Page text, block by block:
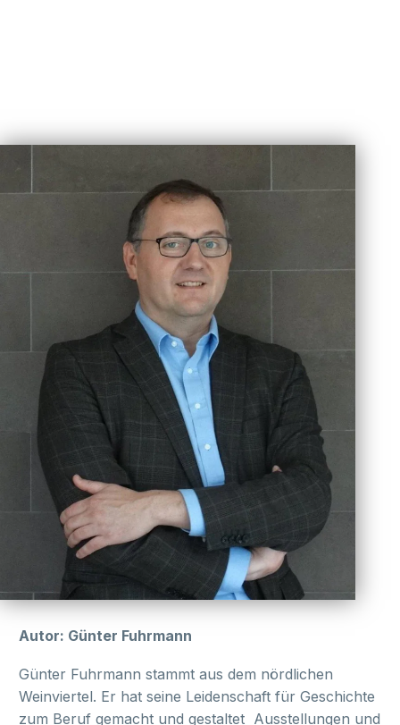
Autor: Günter Fuhrmann
Günter Fuhrmann stammt aus dem nördlichen
Weinviertel. Er hat seine Leidenschaft für Geschichte
zum Beruf gemacht und gestaltet Ausstellungen und